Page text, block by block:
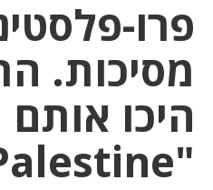
פרו-
מסיכות.
היכו אותם
"Free Palestine".